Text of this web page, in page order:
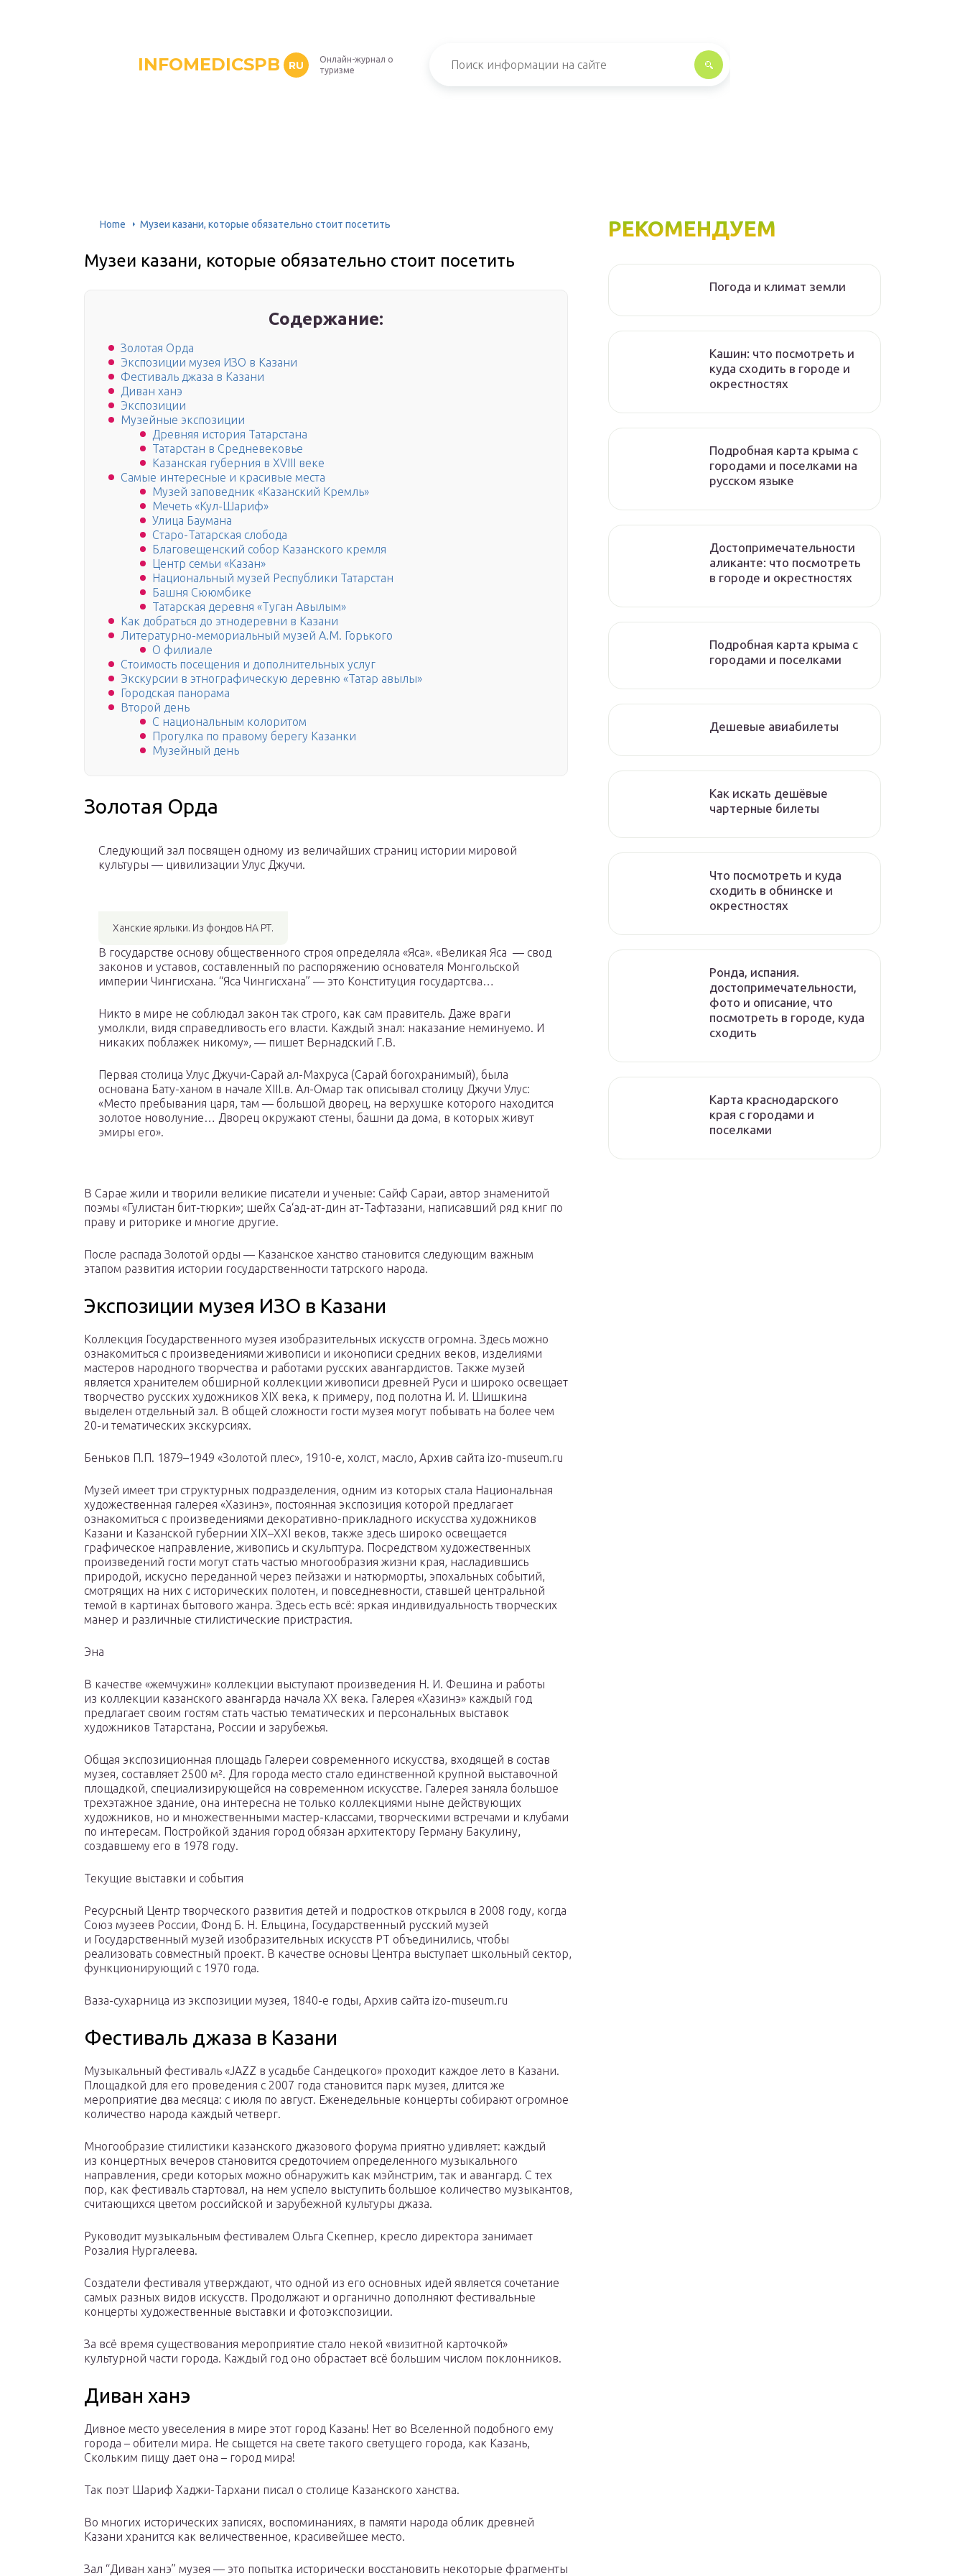
INFOMEDICSPB RU
Онлайн-журнал о
туризме
Home Музеи казани, которые обязательно стоит посетить
Музеи казани, которые обязательно стоит посетить
Содержание:
Золотая Орда
Экспозиции музея ИЗО в Казани
Фестиваль джаза в Казани
Диван ханэ
Экспозиции
Музейные экспозиции
Древняя история Татарстана
Татарстан в Средневековье
Казанская губерния в XVIII веке
Самые интересные и красивые места
Музей заповедник «Казанский Кремль»
Мечеть «Кул-Шариф»
Улица Баумана
Старо-Татарская слобода
Благовещенский собор Казанского кремля
Центр семьи «Казан»
Национальный музей Республики Татарстан
Башня Сююмбике
Татарская деревня «Туган Авылым»
Как добраться до этнодеревни в Казани
Литературно-мемориальный музей А.М. Горького
О филиале
Стоимость посещения и дополнительных услуг
Экскурсии в этнографическую деревню «Татар авылы»
Городская панорама
Второй день
С национальным колоритом
Прогулка по правому берегу Казанки
Музейный день
Золотая Орда
Следующий зал посвящен одному из величайших страниц истории мировой
культуры — цивилизации Улус Джучи.
Ханские ярлыки. Из фондов НА РТ.
В государстве основу общественного строя определяла «Яса». «Великая Яса — свод
законов и уставов, составленный по распоряжению основателя Монгольской
империи Чингисхана. “Яса Чингисхана” — это Конституция государтсва…
Никто в мире не соблюдал закон так строго, как сам правитель. Даже враги
умолкли, видя справедливость его власти. Каждый знал: наказание неминуемо. И
никаких поблажек никому», — пишет Вернадский Г.В.
Первая столица Улус Джучи-Сарай ал-Махруса (Сарай богохранимый), была
основана Бату-ханом в начале XIII.в. Ал-Омар так описывал столицу Джучи Улус:
«Место пребывания царя, там — большой дворец, на верхушке которого находится
золотое новолуние… Дворец окружают стены, башни да дома, в которых живут
эмиры его».
В Сарае жили и творили великие писатели и ученые: Сайф Сараи, автор знаменитой
поэмы «Гулистан бит-тюрки»; шейх Са‘ад-ат-дин ат-Тафтазани, написавший ряд книг по
праву и риторике и многие другие.
После распада Золотой орды — Казанское ханство становится следующим важным
этапом развития истории государственности татрского народа.
Экспозиции музея ИЗО в Казани
Коллекция Государственного музея изобразительных искусств огромна. Здесь можно
ознакомиться с произведениями живописи и иконописи средних веков, изделиями
мастеров народного творчества и работами русских авангардистов. Также музей
является хранителем обширной коллекции живописи древней Руси и широко освещает
творчество русских художников XIX века, к примеру, под полотна И. И. Шишкина
выделен отдельный зал. В общей сложности гости музея могут побывать на более чем
20-и тематических экскурсиях.
Беньков П.П. 1879–1949 «Золотой плес», 1910-е, холст, масло, Архив сайта izo-museum.ru
Музей имеет три структурных подразделения, одним из которых стала Национальная
художественная галерея «Хазинэ», постоянная экспозиция которой предлагает
ознакомиться с произведениями декоративно-прикладного искусства художников
Казани и Казанской губернии XIX–XXI веков, также здесь широко освещается
графическое направление, живопись и скульптура. Посредством художественных
произведений гости могут стать частью многообразия жизни края, насладившись
природой, искусно переданной через пейзажи и натюрморты, эпохальных событий,
смотрящих на них с исторических полотен, и повседневности, ставшей центральной
темой в картинах бытового жанра. Здесь есть всё: яркая индивидуальность творческих
манер и различные стилистические пристрастия.
Эна
В качестве «жемчужин» коллекции выступают произведения Н. И. Фешина и работы
из коллекции казанского авангарда начала XX века. Галерея «Хазинэ» каждый год
предлагает своим гостям стать частью тематических и персональных выставок
художников Татарстана, России и зарубежья.
Общая экспозиционная площадь Галереи современного искусства, входящей в состав
музея, составляет 2500 м². Для города место стало единственной крупной выставочной
площадкой, специализирующейся на современном искусстве. Галерея заняла большое
трехэтажное здание, она интересна не только коллекциями ныне действующих
художников, но и множественными мастер-классами, творческими встречами и клубами
по интересам. Постройкой здания город обязан архитектору Герману Бакулину,
создавшему его в 1978 году.
Текущие выставки и события
Ресурсный Центр творческого развития детей и подростков открылся в 2008 году, когда
Союз музеев России, Фонд Б. Н. Ельцина, Государственный русский музей
и Государственный музей изобразительных искусств РТ объединились, чтобы
реализовать совместный проект. В качестве основы Центра выступает школьный сектор,
функционирующий с 1970 года.
Ваза-сухарница из экспозиции музея, 1840-е годы, Архив сайта izo-museum.ru
Фестиваль джаза в Казани
Музыкальный фестиваль «JAZZ в усадьбе Сандецкого» проходит каждое лето в Казани.
Площадкой для его проведения с 2007 года становится парк музея, длится же
мероприятие два месяца: с июля по август. Еженедельные концерты собирают огромное
количество народа каждый четверг.
Многообразие стилистики казанского джазового форума приятно удивляет: каждый
из концертных вечеров становится средоточием определенного музыкального
направления, среди которых можно обнаружить как мэйнстрим, так и авангард. С тех
пор, как фестиваль стартовал, на нем успело выступить большое количество музыкантов,
считающихся цветом российской и зарубежной культуры джаза.
Руководит музыкальным фестивалем Ольга Скепнер, кресло директора занимает
Розалия Нургалеева.
Создатели фестиваля утверждают, что одной из его основных идей является сочетание
самых разных видов искусств. Продолжают и органично дополняют фестивальные
концерты художественные выставки и фотоэкспозиции.
За всё время существования мероприятие стало некой «визитной карточкой»
культурной части города. Каждый год оно обрастает всё большим числом поклонников.
Диван ханэ
Дивное место увеселения в мире этот город Казань! Нет во Вселенной подобного ему
города – обители мира. Не сыщется на свете такого светущего города, как Казань,
Скольким пищу дает она – город мира!
Так поэт Шариф Хаджи-Тархани писал о столице Казанского ханства.
Во многих исторических записях, воспоминаниях, в памяти народа облик древней
Казани хранится как величественное, красивейшее место.
Зал “Диван ханэ” музея — это попытка исторически восстановить некоторые фрагменты
РЕКОМЕНДУЕМ
Погода и климат земли
Кашин: что посмотреть и
куда сходить в городе и
окрестностях
Подробная карта крыма с
городами и поселками на
русском языке
Достопримечательности
аликанте: что посмотреть
в городе и окрестностях
Подробная карта крыма с
городами и поселками
Дешевые авиабилеты
Как искать дешёвые
чартерные билеты
Что посмотреть и куда
сходить в обнинске и
окрестностях
Ронда, испания.
достопримечательности,
фото и описание, что
посмотреть в городе, куда
сходить
Карта краснодарского
края с городами и
поселками